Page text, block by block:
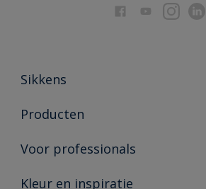
Sikkens
Over Sikkens
Duurzaamheid
Producten
Producten voor binnen
Vind je verkooppunt
Voor professionals
Advies & service
Kleur en inspiratie